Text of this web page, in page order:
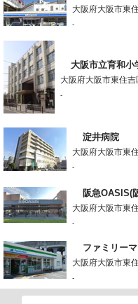
大阪府大阪市東
-
大阪市立育和小
大阪府大阪市東住吉
-
淀井病院
大阪府大阪市東
-
阪急OASIS(
大阪府大阪市東
-
ファミリー
大阪府大阪市東
-